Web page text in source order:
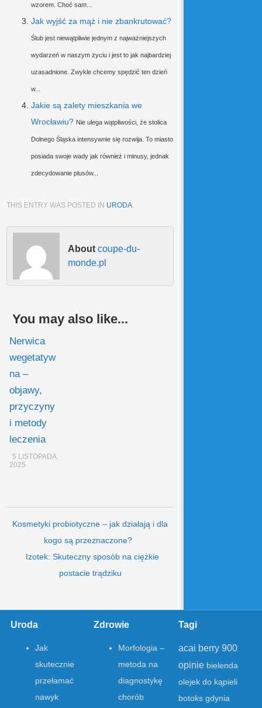
wzorem. Choć sam...
Jak wyjść za mąż i nie zbankrutować?
Ślub jest niewątpliwie jednym z najważniejszych
wydarzeń w naszym życiu i jest to jak najbardziej
uzasadnione. Zwykle chcemy spędzić ten dzień
w...
Jakie są zalety mieszkania we
Wrocławiu? Nie ulega wątpliwości, że stolica
Dolnego Śląska intensywnie się rozwija. To miasto
posiada swoje wady jak również i minusy, jednak
zdecydowanie plusów...
THIS ENTRY WAS POSTED IN URODA
Aboutcoupe-du-
monde.pl
You may also like...
Nerwica
wegetatyw
na –
objawy,
przyczyny
i metody
leczenia
5 LISTOPADA,
2025
Post navigation
Kosmetyki probiotyczne – jak działają i dla
kogo są przeznaczone?
Izotek: Skuteczny sposób na ciężkie
postacie trądziku
Uroda
Jak
skutecznie
przełamać
nawyk
Zdrowie
Morfologia –
metoda na
diagnostykę
chorób
Tagi
acai berry 900
opinie bielenda
olejek do kąpieli
botoks gdynia